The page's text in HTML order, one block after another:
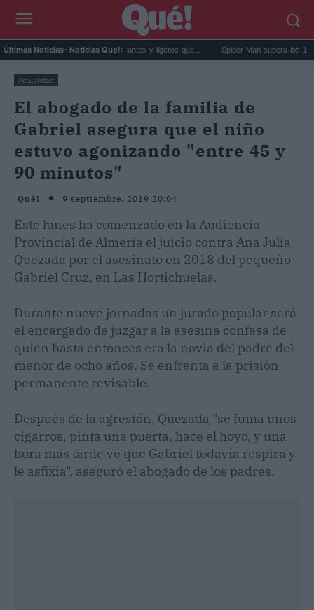
Últimas Noticias- Noticias Que!:
Zara: cinco diseños elegantes y ligeros que... Spider-Man supera los 1.000
Actualidad
El abogado de la familia de
Gabriel asegura que el niño
estuvo agonizando "entre 45 y
90 minutos"
Qué! 9 septiembre, 2019 20:04
Este lunes ha comenzado en la Audiencia
Provincial de Almería el juicio contra Ana Julia
Quezada por el asesinato en 2018 del pequeño
Gabriel Cruz, en Las Hortichuelas.
Durante nueve jornadas un jurado popular será
el encargado de juzgar a la asesina confesa de
quien hasta entonces era la novia del padre del
menor de ocho años. Se enfrenta a la prisión
permanente revisable.
Después de la agresión, Quezada "se fuma unos
cigarros, pinta una puerta, hace el hoyo, y una
hora más tarde ve que Gabriel todavía respira y
le asfixia", aseguró el abogado de los padres.